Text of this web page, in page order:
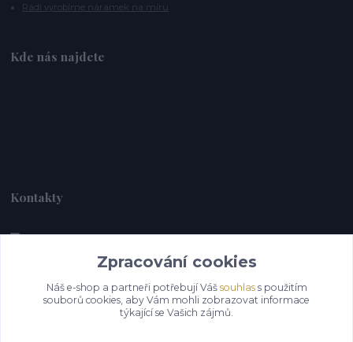
Rádi vyrobíme náramek na míru
Kde nás najdete
Kontakty
Alebrije@alebrije.cz
Zpracování cookies
Náš e-shop a partneři potřebují Váš souhlass použitím
souborů cookies, aby Vám mohli zobrazovat informace
týkající se Vašich zájmů.